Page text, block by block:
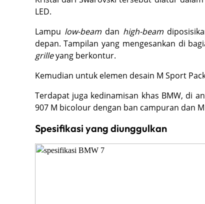
LED.
Lampu low-beamdan high-beam
depan. Tampilan yang mengesankan di
grilleyang berkontur.
Kemudian untuk elemen desain M Sport
Terdapat juga kedinamisan khas BMW, di
907 M bicolour dengan ban campuran dan
Spesifikasi yang diunggulkan